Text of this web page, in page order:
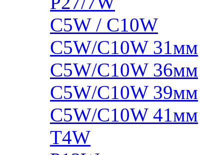
C5W / C10W
C5W/C10W 31мм
C5W/C10W 36мм
C5W/C10W 39мм
C5W/C10W 41мм
T4W